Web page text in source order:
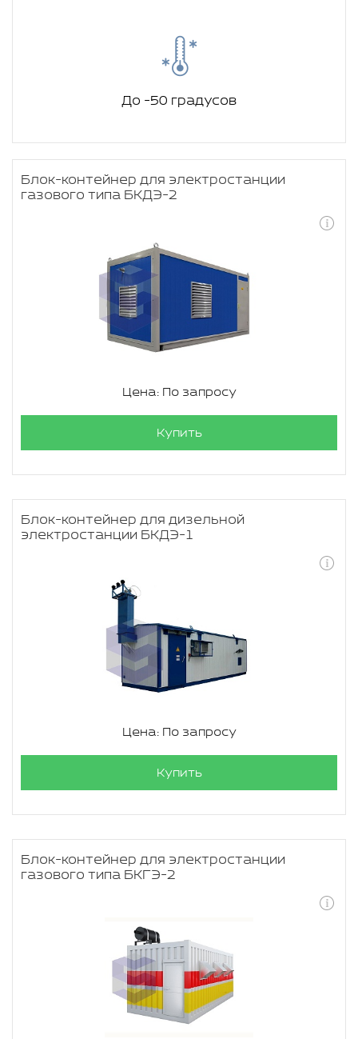
До -50 градусов
Блок-контейнер для электростанции
газового типа БКДЭ-2
Цена: По запросу
Купить
Блок-контейнер для дизельной
электростанции БКДЭ-1
Цена: По запросу
Купить
Блок-контейнер для электростанции
газового типа БКГЭ-2